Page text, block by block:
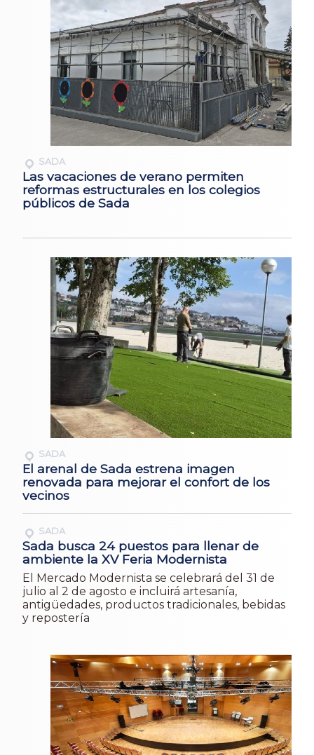
SADA
Las vacaciones de verano permiten
reformas estructurales en los colegios
públicos de Sada
SADA
El arenal de Sada estrena imagen
renovada para mejorar el confort de los
vecinos
SADA
Sada busca 24 puestos para llenar de
ambiente la XV Feria Modernista
El Mercado Modernista se celebrará del 31 de
julio al 2 de agosto e incluirá artesanía,
antigüedades, productos tradicionales, bebidas
y repostería